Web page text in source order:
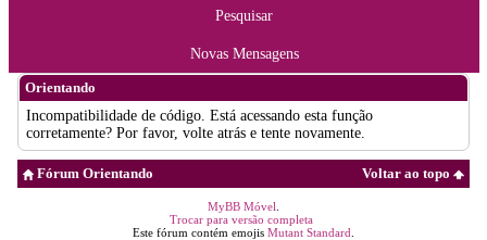
Pesquisar
Novas Mensagens
Orientando
Incompatibilidade de código. Está acessando esta função
corretamente? Por favor, volte atrás e tente novamente.
Voltar ao topo
Fórum Orientando
MyBB Móvel
Trocar para versão completa
Este fórum contém emojis Mutant Standard